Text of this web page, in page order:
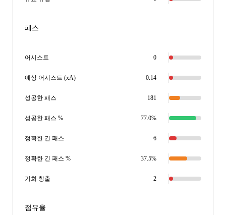
패스
어시스트 0
예상 어시스트 (xA) 0.14
성공한 패스 181
성공한 패스 % 77.0%
정확한 긴 패스 6
정확한 긴 패스 % 37.5%
기회 창출 2
점유율